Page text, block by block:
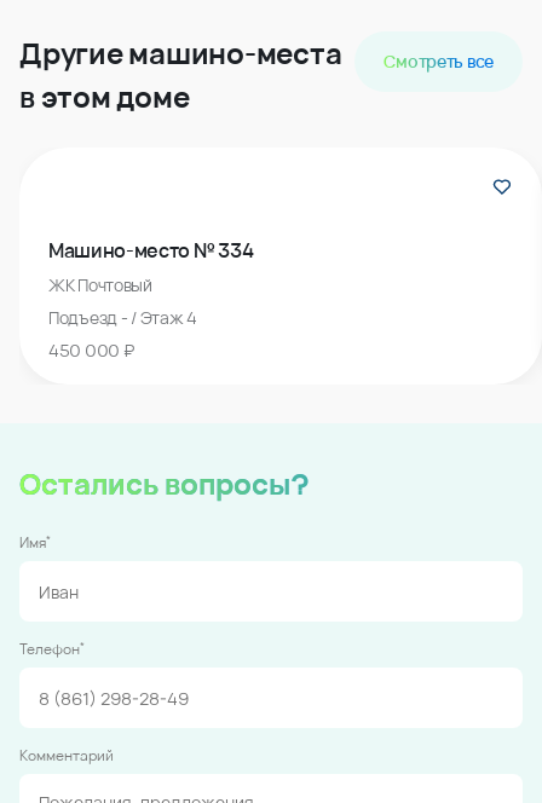
Другие машино-места
в этом доме
Смотреть все
Машино-место № 334
ЖК Почтовый
Подъезд - / Этаж 4
450 000 ₽
Остались вопросы?
Имя*
Телефон*
Комментарий